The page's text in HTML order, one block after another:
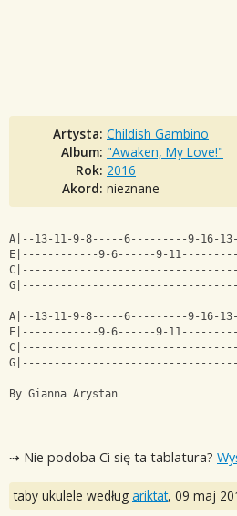
Artysta: Childish Gambino
Album: "Awaken, My Love!"
Rok: 2016
Akord: nieznane
A|--13-11-9-8-----6---------9-16-
E|------------9-6------9-
A|--13-11-9-8-----6---------9-16-13-
E|------------9-6------9-
By Gianna Arystan
⇢ Nie podoba Ci się ta tablatura?
taby ukulele według ariktat, 09 maj